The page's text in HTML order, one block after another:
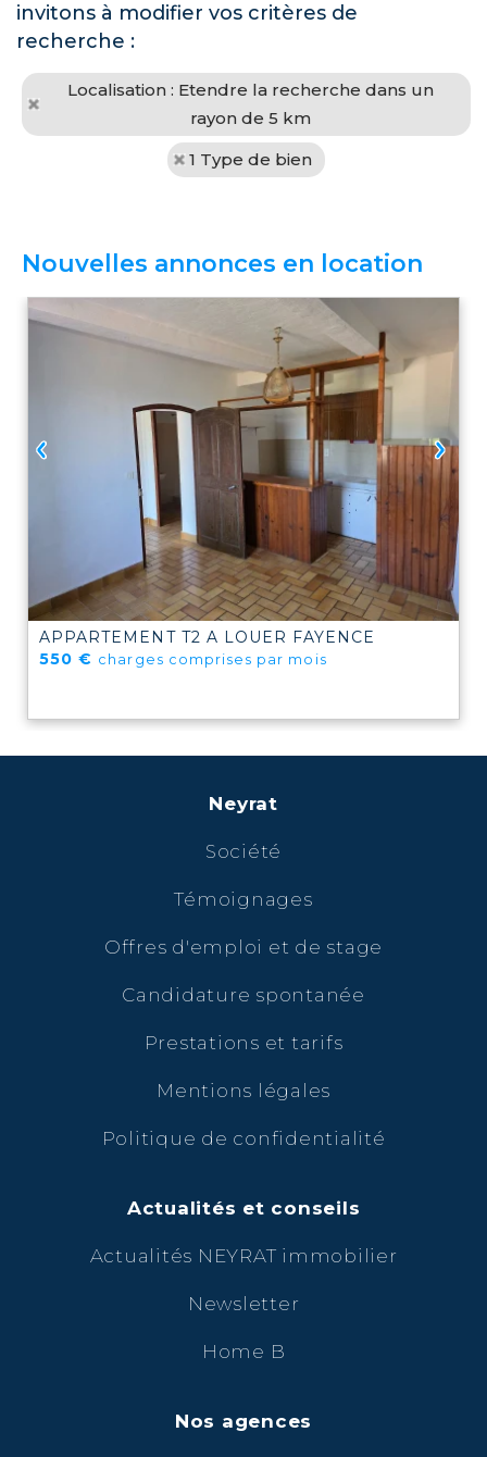
invitons à modifier vos critères de
recherche :
Localisation : Etendre la recherche dans un
rayon de 5 km
1 Type de bien
Nouvelles annonces en location
APPARTEMENT T2 A LOUER FAYENCE
550 € charges comprises par mois
Neyrat
Société
Témoignages
Offres d'emploi et de stage
Candidature spontanée
Prestations et tarifs
Mentions légales
Politique de confidentialité
Actualités et conseils
Actualités NEYRAT immobilier
Newsletter
Home B
Nos agences